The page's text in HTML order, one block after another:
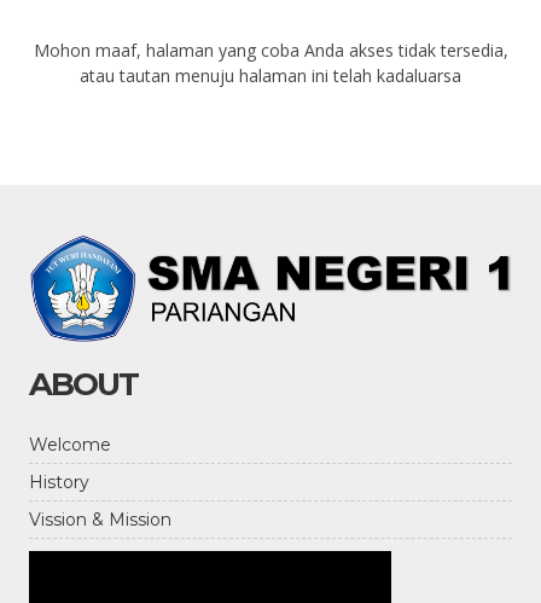
Mohon maaf, halaman yang coba Anda akses tidak tersedia,
atau tautan menuju halaman ini telah kadaluarsa
ABOUT
Welcome
History
Vission & Mission